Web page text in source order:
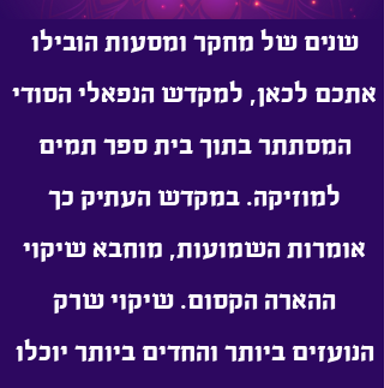
שנים של מחקר ומסעות הובילו
אתכם לכאן, למקדש הנפאלי הסודי
המסתתר בתוך בית ספר תמים
למוזיקה. במקדש העתיק כך
אומרות השמועות, מוחבא שיקוי
ההארה הקסום. שיקוי שרק
הנועזים ביותר והחדים ביותר יוכלו